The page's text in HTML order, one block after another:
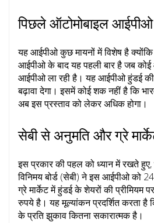
पिछले ऑटोमोबाइल
यह आईपीओ कुछ मायनों में विशेष है
आईपीओ के बाद यह पहली बार है जब कोई
आईपीओ ला रही है। यह आईपीओ हुंडई की
बढ़ावा देगा। इसमें कोई शक नहीं है कि
अब इस प्रस्ताव को लेकर अधिक होगा।
सेबी से अनुमति और ग्रे
इस प्रकार की पहल को ध्यान में रखते हुए,
विनिमय बोर्ड (सेबी) ने इस आईपीओ को
ग्रे मार्केट में हुंडई के शेयरों की प्रीमियम
रुपये है। यह मूल्यांकन प्रदर्शित करता
के प्रति झुकाव कितना सकारात्मक है।